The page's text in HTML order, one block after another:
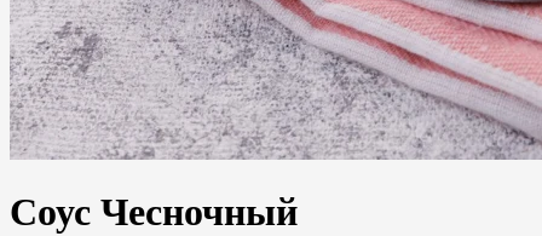
Соус Чесночный